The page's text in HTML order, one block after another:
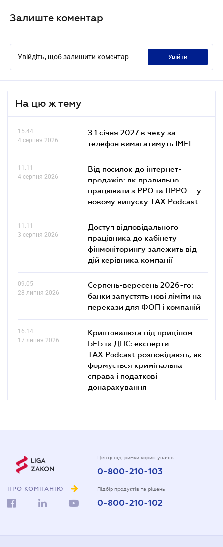
Залиште коментар
Увійдіть, щоб залишити коментар увійти
На цю ж тему
15.44
4 серпня 2026
З 1 січня 2027 в чеку за
телефон вимагатимуть IMEI
11.11
4 серпня 2026
Від посилок до інтернет-
продажів: як правильно
працювати з РРО та ПРРО – у
новому випуску TAX Podcast
11.11
3 серпня 2026
Доступ відповідального
працівника до кабінету
фінмоніторингу залежить від
дій керівника компанії
09.05
28 липня 2026
Серпень-вересень 2026-го:
банки запустять нові ліміти на
перекази для ФОП і компаній
16.14
17 липня 2026
Криптовалюта під прицілом
БЕБ та ДПС: експерти
TAX Podcast розповідають, як
формується кримінальна
справа і податкові
донарахування
ПРО КОМПАНІЮ
Центр підтримки користувачів
0-800-210-103
Підбір продуктів та рішень
0-800-210-102